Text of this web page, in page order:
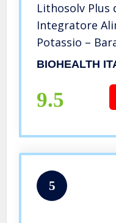
Lithosolv Plus
Integratore
Potassio –
compresse
BIOHEALTH
9.5
5